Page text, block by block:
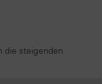
die steigenden